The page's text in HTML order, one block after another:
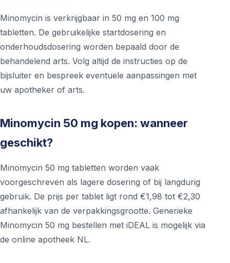
Minomycin is verkrijgbaar in 50 mg en 100 mg
tabletten. De gebruikelijke startdosering en
onderhoudsdosering worden bepaald door de
behandelend arts. Volg altijd de instructies op de
bijsluiter en bespreek eventuele aanpassingen met
uw apotheker of arts.
Minomycin 50 mg kopen: wanneer
geschikt?
Minomycin 50 mg tabletten worden vaak
voorgeschreven als lagere dosering of bij langdurig
gebruik. De prijs per tablet ligt rond €1,98 tot €2,30
afhankelijk van de verpakkingsgrootte. Generieke
Minomycin 50 mg bestellen met iDEAL is mogelijk via
de online apotheek NL.